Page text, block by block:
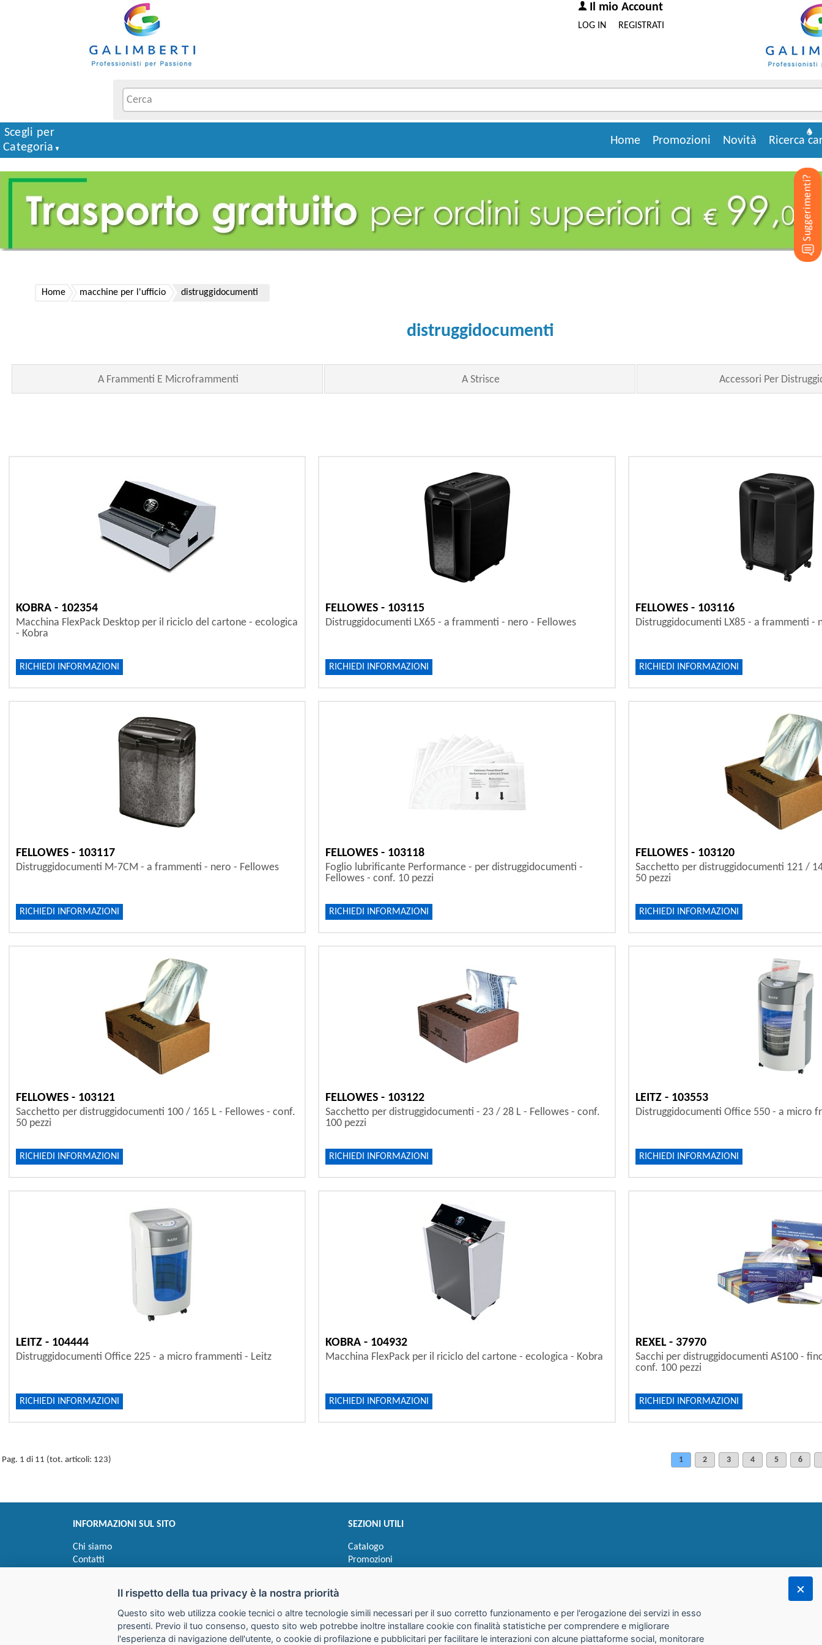
Il mio Account
REGISTRATI
LOG IN
Ricerca
Novità
Promozioni
Home
Scegli per
Categoria
Home macchine per l'ufficio distruggidocumenti
distruggidocumenti
A Frammenti E Microframmenti A Strisce Accessori Per
KOBRA - 102354
Macchina FlexPack Desktop per il riciclo del cartone - ecologica
- Kobra
RICHIEDI INFORMAZIONI
FELLOWES - 103115
Distruggidocumenti LX65 - a frammenti - nero - Fellowes
RICHIEDI INFORMAZIONI
FELLOWES - 103116
Distruggidocumenti LX85 - a frammenti -
RICHIEDI INFORMAZIONI
FELLOWES - 103117
Distruggidocumenti M-7CM - a frammenti - nero - Fellowes
RICHIEDI INFORMAZIONI
FELLOWES - 103118
Foglio lubrificante Performance - per distruggidocumenti -
Fellowes - conf. 10 pezzi
RICHIEDI INFORMAZIONI
FELLOWES - 103120
Sacchetto per distruggidocumenti 121 /
50 pezzi
RICHIEDI INFORMAZIONI
FELLOWES - 103121
Sacchetto per distruggidocumenti 100 / 165 L - Fellowes - conf.
50 pezzi
RICHIEDI INFORMAZIONI
FELLOWES - 103122
Sacchetto per distruggidocumenti - 23 / 28 L - Fellowes - conf.
100 pezzi
RICHIEDI INFORMAZIONI
LEITZ - 103553
Distruggidocumenti Office 550 - a micro
RICHIEDI INFORMAZIONI
LEITZ - 104444
Distruggidocumenti Office 225 - a micro frammenti - Leitz
RICHIEDI INFORMAZIONI
KOBRA - 104932
Macchina FlexPack per il riciclo del cartone - ecologica - Kobra
RICHIEDI INFORMAZIONI
REXEL - 37970
Sacchi per distruggidocumenti AS100 -
conf. 100 pezzi
RICHIEDI INFORMAZIONI
Pag. 1 di 11 (tot. articoli: 123) 1 2 3 4 5 6
INFORMAZIONI SUL SITO
Chi siamo
Contatti
Impostazioni cookie
SEZIONI UTILI
Catalogo
Promozioni
Il rispetto della tua privacy è la nostra priorità
Questo sito web utilizza cookie tecnici o altre tecnologie simili necessari per il suo corretto funzionamento e per l'erogazione dei servizi in esso
presenti. Previo il tuo consenso, questo sito web potrebbe inoltre installare cookie con finalità statistiche per comprendere e migliorare
l'esperienza di navigazione dell'utente, o cookie di profilazione e pubblicitari per facilitare le interazioni con alcune piattaforme social, monitorare